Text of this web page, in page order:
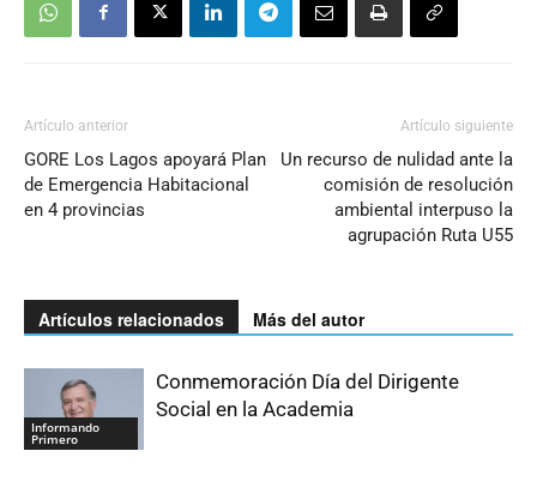
Artículo anterior
GORE Los Lagos apoyará Plan
de Emergencia Habitacional
en 4 provincias
Artículo siguiente
Un recurso de nulidad ante la
comisión de resolución
ambiental interpuso la
agrupación Ruta U55
Artículos relacionados Más del autor
Informando
Primero
Conmemoración Día del Dirigente
Social en la Academia